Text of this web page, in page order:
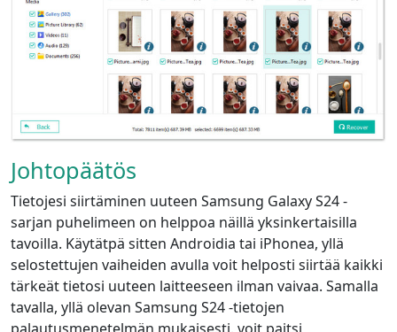
Johtopäätös
Tietojesi siirtäminen uuteen Samsung Galaxy S24 -
sarjan puhelimeen on helppoa näillä yksinkertaisilla
tavoilla. Käytätpä sitten Androidia tai iPhonea, yllä
selostettujen vaiheiden avulla voit helposti siirtää kaikki
tärkeät tietosi uuteen laitteeseen ilman vaivaa. Samalla
tavalla, yllä olevan Samsung S24 -tietojen